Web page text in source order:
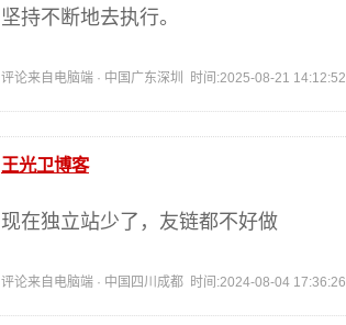
坚持不断地去执行。
评论来自电脑端 · 中国广东深圳 时间:2025-08-21 14:12:52
王光卫博客
现在独立站少了，友链都不好做
评论来自电脑端 · 中国四川成都 时间:2024-08-04 17:36:26